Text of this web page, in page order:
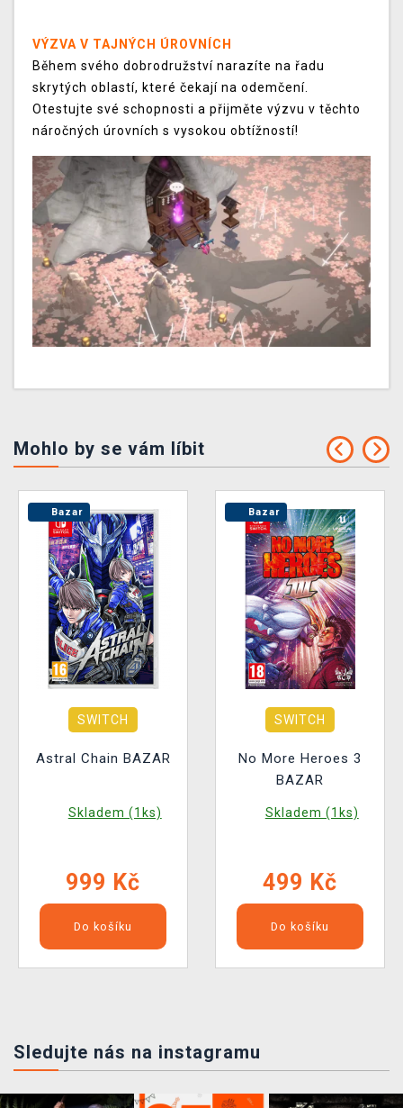
VÝZVA V TAJNÝCH ÚROVNÍCH
Během svého dobrodružství narazíte na řadu
skrytých oblastí, které čekají na odemčení.
Otestujte své schopnosti a přijměte výzvu v těchto
náročných úrovních s vysokou obtížností!
Mohlo by se vám líbit
Bazar
SWITCH
Astral Chain BAZAR
Skladem (1ks)
999 Kč
Do košíku
Bazar
SWITCH
No More Heroes 3
BAZAR
Skladem (1ks)
499 Kč
Do košíku
Sledujte nás na instagramu